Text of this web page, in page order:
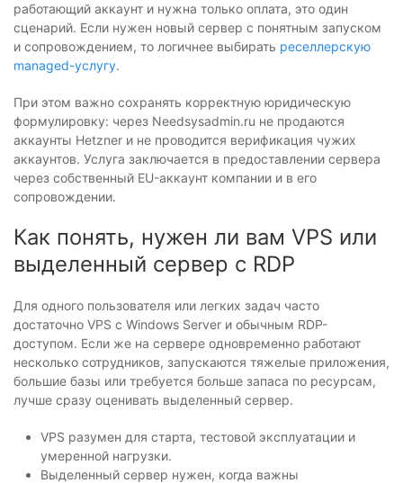
работающий аккаунт и нужна только оплата, это один
сценарий. Если нужен новый сервер с понятным запуском
и сопровождением, то логичнее выбирать реселлерскую
managed-услугу.
При этом важно сохранять корректную юридическую
формулировку: через Needsysadmin.ru не продаются
аккаунты Hetzner и не проводится верификация чужих
аккаунтов. Услуга заключается в предоставлении сервера
через собственный EU-аккаунт компании и в его
сопровождении.
Как понять, нужен ли вам VPS или
выделенный сервер с RDP
Для одного пользователя или легких задач часто
достаточно VPS с Windows Server и обычным RDP-
доступом. Если же на сервере одновременно работают
несколько сотрудников, запускаются тяжелые приложения,
большие базы или требуется больше запаса по ресурсам,
лучше сразу оценивать выделенный сервер.
VPS разумен для старта, тестовой эксплуатации и
умеренной нагрузки.
Выделенный сервер нужен, когда важны